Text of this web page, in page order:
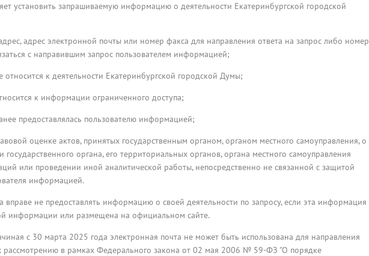
установить запрашиваемую информацию о деятельности Екатеринбургской городской
адрес электронной почты или номер факса для направления ответа на запрос либо номер
с направившим запрос пользователем информацией;
к деятельности Екатеринбургской городской Думы;
к информации ограниченного доступа;
предоставлялась пользователю информацией;
оценке актов, принятых государственным органом, органом местного самоуправления, о
государственного органа, его территориальных органов, органа местного самоуправления
или проведении иной аналитической работы, непосредственно не связанной с защитой
информацией.
вправе не предоставлять информацию о своей деятельности по запросу, если эта информация
информации или размещена на официальном сайте.
с 30 марта 2025 года электронная почта не может быть использована для направления
в рамках Федерального закона от 02 мая 2006 № 59-ФЗ "О порядке